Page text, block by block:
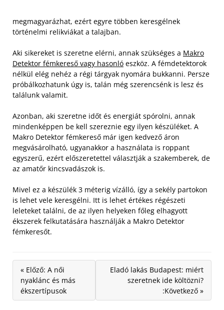
megmagyarázhat, ezért egyre többen keresgélnek
történelmi relikviákat a talajban.
Aki sikereket is szeretne elérni, annak szükséges a Makro
Detektor fémkereső vagy hasonló eszköz. A fémdetektorok
nélkül elég nehéz a régi tárgyak nyomára bukkanni. Persze
próbálkozhatunk úgy is, talán még szerencsénk is lesz és
találunk valamit.
Azonban, aki szeretne időt és energiát spórolni, annak
mindenképpen be kell szereznie egy ilyen készüléket. A
Makro Detektor fémkereső már igen kedvező áron
megvásárolható, ugyanakkor a használata is roppant
egyszerű, ezért előszeretettel választják a szakemberek, de
az amatőr kincsvadászok is.
Mivel ez a készülék 3 méterig vízálló, így a sekély partokon
is lehet vele keresgélni. Itt is lehet értékes régészeti
leleteket találni, de az ilyen helyeken főleg elhagyott
ékszerek felkutatására használják a Makro Detektor
fémkeresőt.
« Előző: A női
nyaklánc és más
ékszertípusok
Eladó lakás Budapest: miért
szeretnek ide költözni?
:Következő »